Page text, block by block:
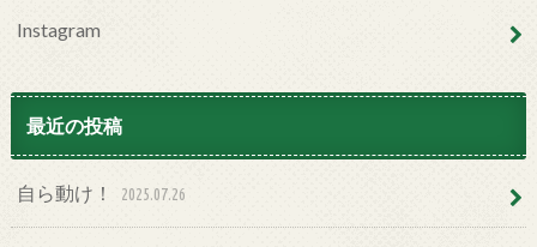
Instagram
最近の投稿
自ら動け！ 2025.07.26